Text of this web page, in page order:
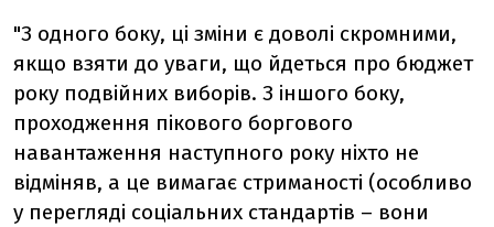
"З одного боку, ці зміни є доволі скромними,
якщо взяти до уваги, що йдеться про бюджет
року подвійних виборів. З іншого боку,
проходження пікового боргового
навантаження наступного року ніхто не
відміняв, а це вимагає стриманості (особливо
у перегляді соціальних стандартів – вони